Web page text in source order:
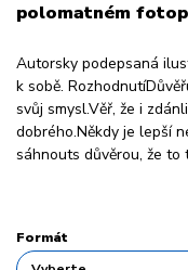
polomatném
Autorsky podepsaná
k sobě.
svůj smysl.Věř, že i
dobrého.Někdy je lepší
sáhnouts důvěrou, že to
Formát